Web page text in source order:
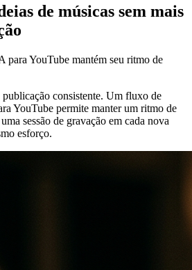
de músicas sem mais
para YouTube mantém seu ritmo de
publicação consistente. Um fluxo de
YouTube permite manter um ritmo de
sessão de gravação em cada nova
esforço.